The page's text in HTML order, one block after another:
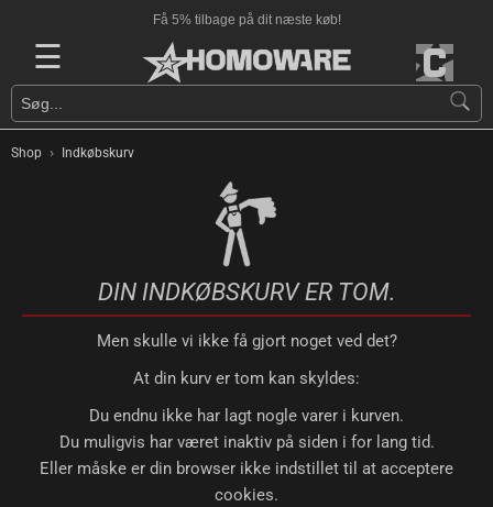
Få 5% tilbage på dit næste køb!
☰
Shop › Indkøbskurv
DIN INDKØBSKURV ER TOM.
Men skulle vi ikke få gjort noget ved det?
At din kurv er tom kan skyldes:
Du endnu ikke har lagt nogle varer i kurven.
Du muligvis har været inaktiv på siden i for lang tid.
Eller måske er din browser ikke indstillet til at acceptere
cookies.